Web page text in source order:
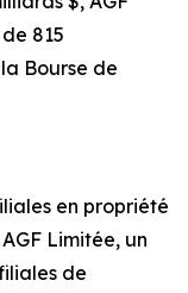
815
Bourse de
en propriété
Limitée, un
de